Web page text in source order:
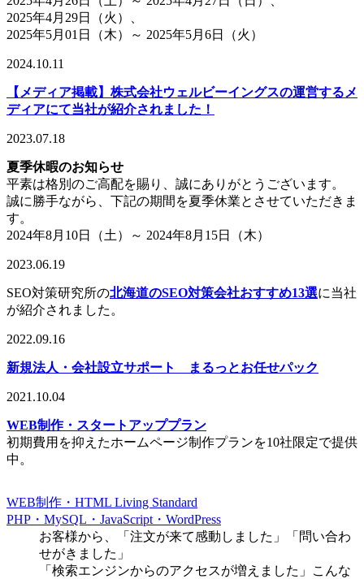
2025年4月29日（火）、
2025年5月01日（木）～ 2025年5月6日（火）
2024.10.11
【メディア掲載】株式会社ウェルビーイングスの運営するメ
ディアにて当社が紹介されました！
2023.07.18
夏季休暇のお知らせ
平素は格別のご高配を賜り、誠にありがとうございます。
誠に勝手ながら、下記の期間を夏季休業とさせていただきま
す。
2024年8月10日（土）～ 2024年8月15日（木）
2023.06.19
SEO対策研究所の北海道のSEO対策会社おすすめ13選に当社
が紹介されました。
2022.09.16
新規法人・会社設立サポート まるっとお任せパック
2021.10.04
WEB制作・スタートアッププラン
初期費用を抑えたホームページ制作プランを10社限定で提供
中。
WEB制作・HTML Living Standard
PHP・MySQL・JavaScript・WordPress
お客様から、「注文が来て感動しました」「問い合わ
せがきました」
「検索エンジンからのアクセスが増えました」こんな